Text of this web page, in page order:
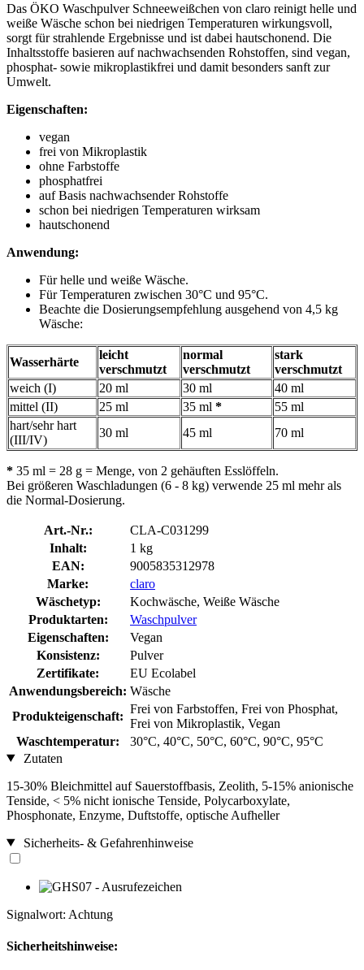
Das ÖKO Waschpulver Schneeweißchen von claro reinigt helle und
weiße Wäsche schon bei niedrigen Temperaturen wirkungsvoll,
sorgt für strahlende Ergebnisse und ist dabei hautschonend. Die
Inhaltsstoffe basieren auf nachwachsenden Rohstoffen, sind vegan,
phosphat- sowie mikroplastikfrei und damit besonders sanft zur
Umwelt.
Eigenschaften:
vegan
frei von Mikroplastik
ohne Farbstoffe
phosphatfrei
auf Basis nachwachsender Rohstoffe
schon bei niedrigen Temperaturen wirksam
hautschonend
Anwendung:
Für helle und weiße Wäsche.
Für Temperaturen zwischen 30°C und 95°C.
Beachte die Dosierungsempfehlung ausgehend von 4,5 kg
Wäsche:
Wasserhärte
leicht
verschmutzt
normal
verschmutzt
stark
verschmutzt
weich (I)
20 ml 30 ml
40 ml
mittel (II)
25 ml 35 ml *
55 ml
hart/sehr hart
(III/IV)
30 ml 45 ml 70 ml
* 35 ml = 28 g = Menge, von 2 gehäuften Esslöffeln.
Bei größeren Waschladungen (6 - 8 kg) verwende 25 ml mehr als
die Normal-Dosierung.
Art.-Nr.:
CLA-C031299
Inhalt:
1 kg
EAN:
9005835312978
Marke:
claro
Wäschetyp:
Kochwäsche, Weiße Wäsche
Produktarten:
Waschpulver
Eigenschaften:
Vegan
Konsistenz:
Pulver
Zertifikate:
EU Ecolabel
Anwendungsbereich: Wäsche
Produkteigenschaft:
Frei von Farbstoffen, Frei von Phosphat,
Frei von Mikroplastik, Vegan
Waschtemperatur:
30°C, 40°C, 50°C, 60°C, 90°C, 95°C
Zutaten
15-30% Bleichmittel auf Sauerstoffbasis, Zeolith, 5-15% anionische
Tenside, < 5% nicht­ ionische Tenside, Polycarboxylate,
Phosphonate, Enzyme, Duftstoffe, optische Aufheller
Sicherheits- & Gefahrenhinweise
Signalwort: Achtung
Sicherheitshinweise: